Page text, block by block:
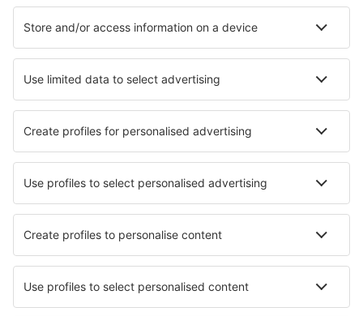
Cazare în Spania - Orașe populare
Cazare în Marbella Cazare în Mijas Cazare în Malaga
Cazare în Barcelona Cazare în Madrid
Cazare în Estepona Cazare în Nerja
Cele mai bune locuri de cazare - orașe
Cazare în San Pedro Cazare în Lake Purdy
Cazare în Chamouilley Cazare în Loue Cazare Grendi